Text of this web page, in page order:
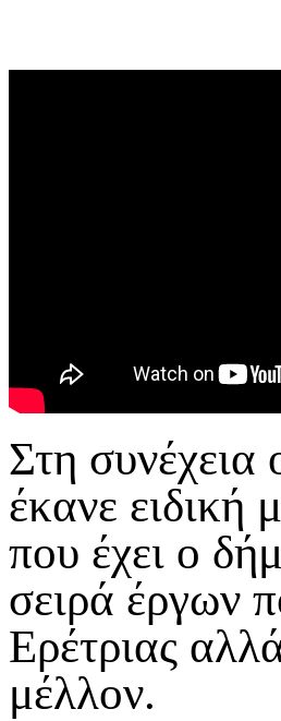
Στη συνέχεια
έκανε ειδική
που έχει ο
σειρά έργων
Ερέτριας
μέλλον.